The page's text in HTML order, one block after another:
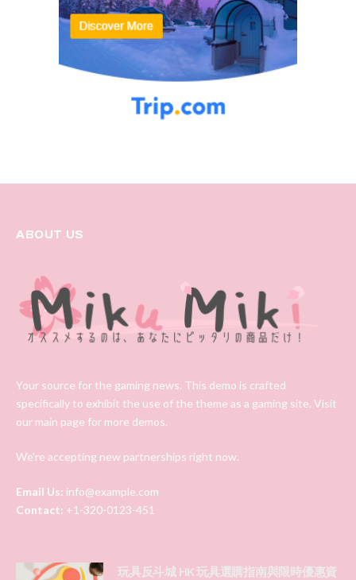
ABOUT US
Your source for the gaming news. This demo is crafted
specifically to exhibit the use of the theme as a gaming site. Visit
our main page for more demos.
We're accepting new partnerships right now.
Email Us: info@example.com
Contact: +1-320-0123-451
玩具反斗城 HK 玩具選購指南與限時優惠資